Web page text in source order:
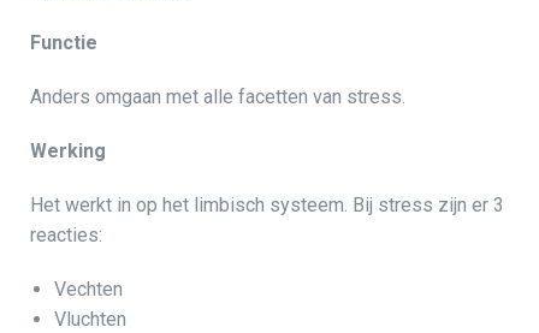
Functie
Anders omgaan met alle facetten van stress.
Werking
Het werkt in op het limbisch systeem. Bij stress zijn er 3
reacties:
Vechten
Vluchten